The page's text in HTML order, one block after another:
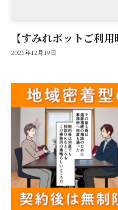
【すみれボットご利用
2025年12月19日